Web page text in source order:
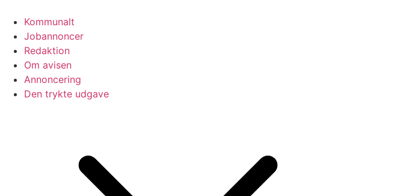
indhold
Kommunalt
Jobannoncer
Redaktion
Om avisen
Annoncering
Den trykte udgave